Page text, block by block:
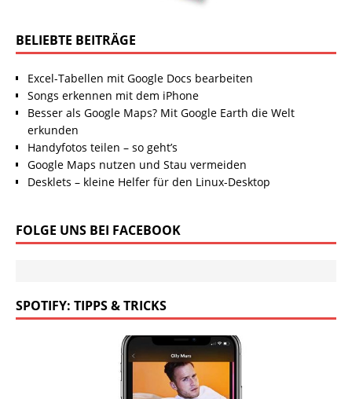
BELIEBTE BEITRÄGE
Excel-Tabellen mit Google Docs bearbeiten
Songs erkennen mit dem iPhone
Besser als Google Maps? Mit Google Earth die Welt
erkunden
Handyfotos teilen – so geht’s
Google Maps nutzen und Stau vermeiden
Desklets – kleine Helfer für den Linux-Desktop
FOLGE UNS BEI FACEBOOK
SPOTIFY: TIPPS & TRICKS